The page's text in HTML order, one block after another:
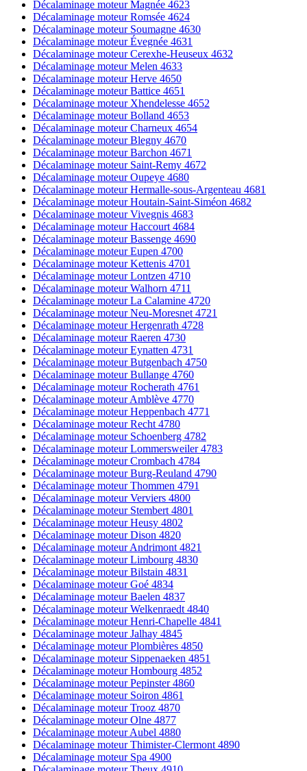
Décalaminage moteur Magnée 4623
Décalaminage moteur Romsée 4624
Décalaminage moteur Soumagne 4630
Décalaminage moteur Évegnée 4631
Décalaminage moteur Cerexhe-Heuseux 4632
Décalaminage moteur Melen 4633
Décalaminage moteur Herve 4650
Décalaminage moteur Battice 4651
Décalaminage moteur Xhendelesse 4652
Décalaminage moteur Bolland 4653
Décalaminage moteur Charneux 4654
Décalaminage moteur Blegny 4670
Décalaminage moteur Barchon 4671
Décalaminage moteur Saint-Remy 4672
Décalaminage moteur Oupeye 4680
Décalaminage moteur Hermalle-sous-Argenteau 4681
Décalaminage moteur Houtain-Saint-Siméon 4682
Décalaminage moteur Vivegnis 4683
Décalaminage moteur Haccourt 4684
Décalaminage moteur Bassenge 4690
Décalaminage moteur Eupen 4700
Décalaminage moteur Kettenis 4701
Décalaminage moteur Lontzen 4710
Décalaminage moteur Walhorn 4711
Décalaminage moteur La Calamine 4720
Décalaminage moteur Neu-Moresnet 4721
Décalaminage moteur Hergenrath 4728
Décalaminage moteur Raeren 4730
Décalaminage moteur Eynatten 4731
Décalaminage moteur Butgenbach 4750
Décalaminage moteur Bullange 4760
Décalaminage moteur Rocherath 4761
Décalaminage moteur Amblève 4770
Décalaminage moteur Heppenbach 4771
Décalaminage moteur Recht 4780
Décalaminage moteur Schoenberg 4782
Décalaminage moteur Lommersweiler 4783
Décalaminage moteur Crombach 4784
Décalaminage moteur Burg-Reuland 4790
Décalaminage moteur Thommen 4791
Décalaminage moteur Verviers 4800
Décalaminage moteur Stembert 4801
Décalaminage moteur Heusy 4802
Décalaminage moteur Dison 4820
Décalaminage moteur Andrimont 4821
Décalaminage moteur Limbourg 4830
Décalaminage moteur Bilstain 4831
Décalaminage moteur Goé 4834
Décalaminage moteur Baelen 4837
Décalaminage moteur Welkenraedt 4840
Décalaminage moteur Henri-Chapelle 4841
Décalaminage moteur Jalhay 4845
Décalaminage moteur Plombières 4850
Décalaminage moteur Sippenaeken 4851
Décalaminage moteur Hombourg 4852
Décalaminage moteur Pepinster 4860
Décalaminage moteur Soiron 4861
Décalaminage moteur Trooz 4870
Décalaminage moteur Olne 4877
Décalaminage moteur Aubel 4880
Décalaminage moteur Thimister-Clermont 4890
Décalaminage moteur Spa 4900